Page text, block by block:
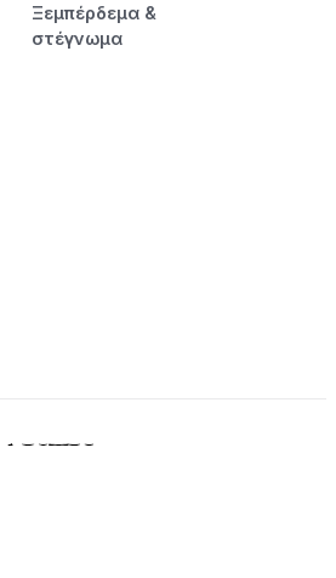
Ξεμπέρδεμα &
στέγνωμα